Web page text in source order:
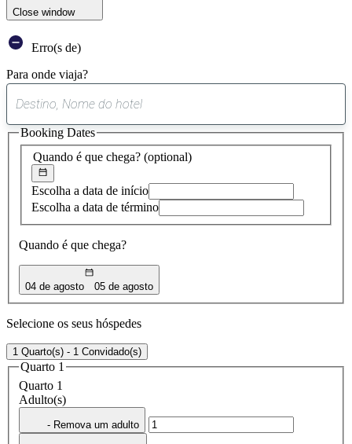
Close window
Erro(s de)
Para onde viaja?
sugestão
encontrada
Quando é que chega? (optional)
Escolha a data de início
Escolha a data de término
Quando é que chega?
04 de agosto 05 de agosto
Booking Dates
Selecione os seus hóspedes
1 Quarto(s) - 1 Convidado(s)
Quarto 1
Quarto 1
Adulto(s)
- Remova um adulto